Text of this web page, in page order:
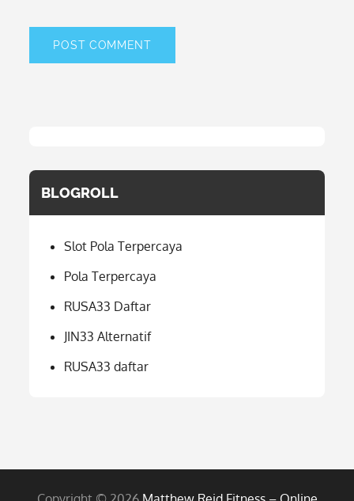
BLOGROLL
Slot Pola Terpercaya
Pola Terpercaya
RUSA33 Daftar
JIN33 Alternatif
RUSA33 daftar